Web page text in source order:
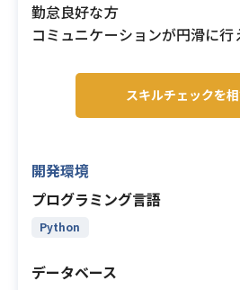
勤怠良好な方
コミュニケーションが円滑に行
スキルチェックを
開発環境
プログラミング言語
Python
データベース